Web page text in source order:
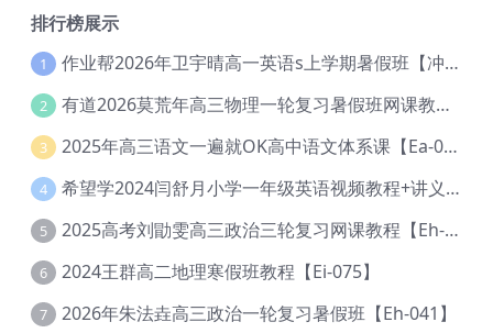
排行榜展示
1 作业帮2026年卫宇晴高一英语s上学期暑假班【冲顶班】【Ec-003】
2 有道2026莫荒年高三物理一轮复习暑假班网课教程【Ef-044】
3 2025年高三语文一遍就OK高中语文体系课【Ea-028】
4 希望学2024闫舒月小学一年级英语视频教程+讲义【Cc-004】
5 2025高考刘勖雯高三政治三轮复习网课教程【Eh-061】
6 2024王群高二地理寒假班教程【Ei-075】
7 2026年朱法垚高三政治一轮复习暑假班【Eh-041】